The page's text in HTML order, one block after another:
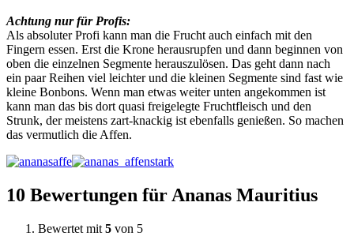
Achtung nur für Profis:
Als absoluter Profi kann man die Frucht auch einfach mit den
Fingern essen. Erst die Krone herausrupfen und dann beginnen von
oben die einzelnen Segmente herauszulösen. Das geht dann nach
ein paar Reihen viel leichter und die kleinen Segmente sind fast wie
kleine Bonbons. Wenn man etwas weiter unten angekommen ist
kann man das bis dort quasi freigelegte Fruchtfleisch und den
Strunk, der meistens zart-knackig ist ebenfalls genießen. So machen
das vermutlich die Affen.
10 Bewertungen für Ananas Mauritius
Bewertet mit 5 von 5